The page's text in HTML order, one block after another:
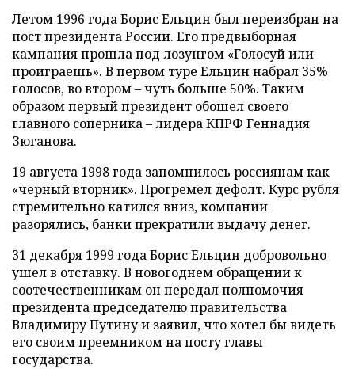
Летом 1996 года Борис Ельцин был переизбран на
пост президента России. Его предвыборная
кампания прошла под лозунгом «Голосуй или
проиграешь». В первом туре Ельцин набрал 35%
голосов, во втором – чуть больше 50%. Таким
образом первый президент обошел своего
главного соперника – лидера КПРФ Геннадия
Зюганова.
19 августа 1998 года запомнилось россиянам как
«черный вторник». Прогремел дефолт. Курс рубля
стремительно катился вниз, компании
разорялись, банки прекратили выдачу денег.
31 декабря 1999 года Борис Ельцин добровольно
ушел в отставку. В новогоднем обращении к
соотечественникам он передал полномочия
президента председателю правительства
Владимиру Путину и заявил, что хотел бы видеть
его своим преемником на посту главы
государства.